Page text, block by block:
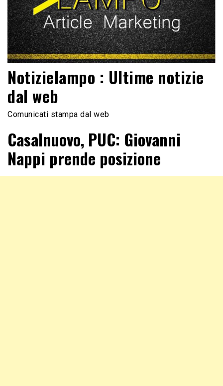
Notizielampo : Ultime notizie
dal web
Comunicati stampa dal web
Casalnuovo, PUC: Giovanni
Nappi prende posizione